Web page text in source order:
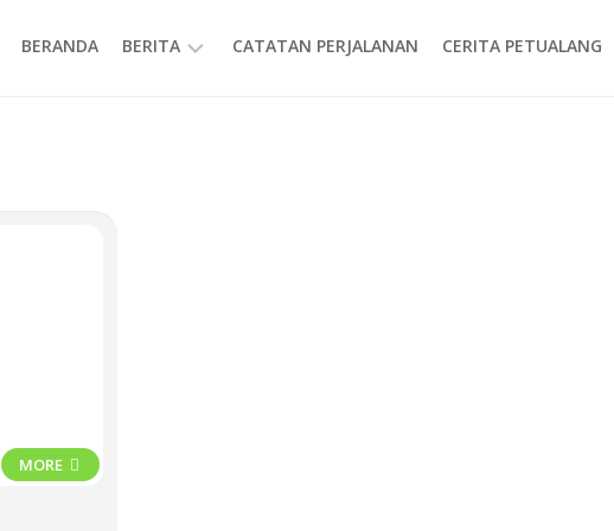
BERANDA BERITA CATATAN PERJALANAN CERITA PETUALANG
MORE